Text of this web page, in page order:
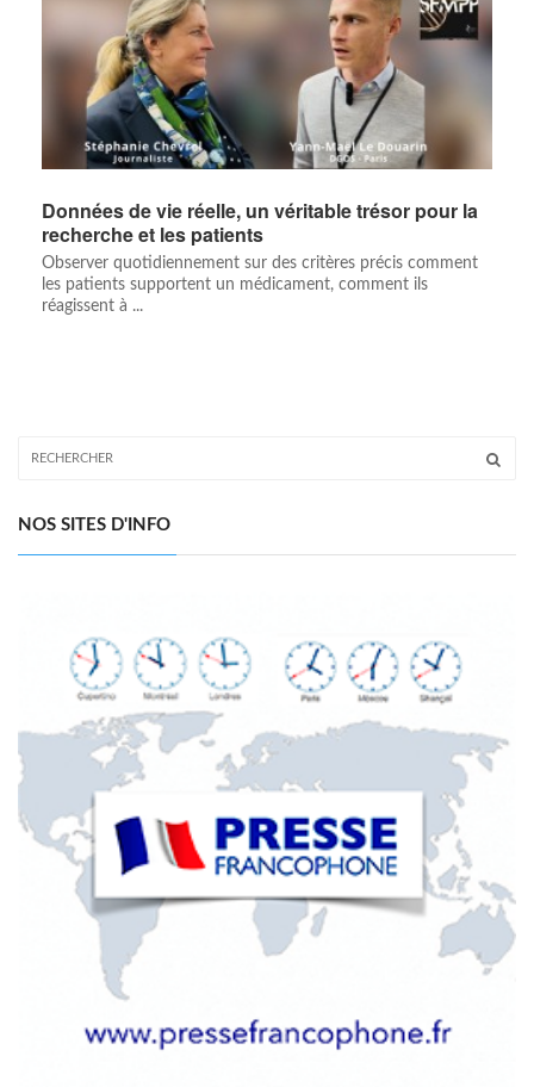
Données de vie réelle, un véritable trésor pour la
recherche et les patients
Observer quotidiennement sur des critères précis comment
les patients supportent un médicament, comment ils
réagissent à ...
NOS SITES D'INFO